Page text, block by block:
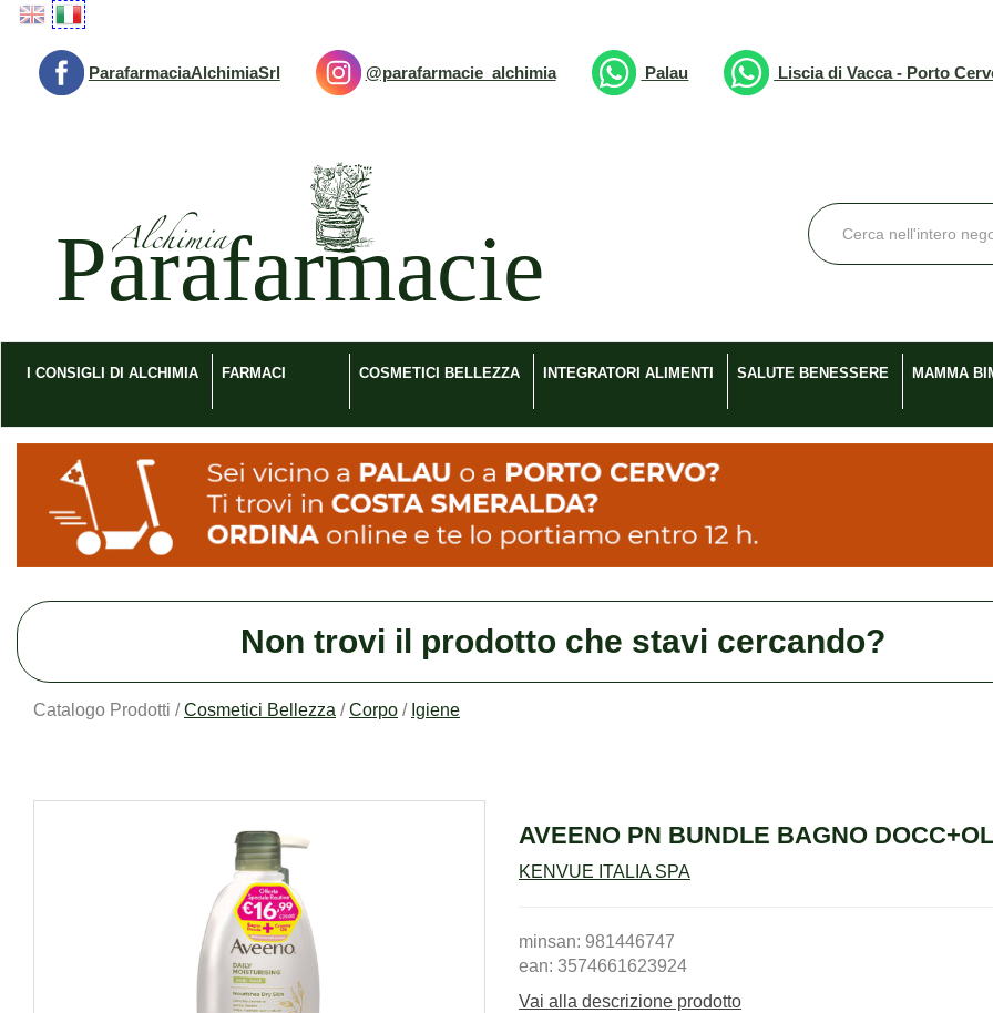
Passa
contenuto
principale
ParafarmaciaAlchimiaSrl @parafarmacie_alchimia Palau Liscia di Vacca - Porto
Cerca
Prodotto
I CONSIGLI DI ALCHIMIA FARMACI COSMETICI BELLEZZA INTEGRATORI ALIMENTI SALUTE BENESSERE MAMMA
Non trovi il prodotto che stavi cercando?
Catalogo Prodotti /Cosmetici Bellezza /Corpo / Igiene
AVEENO PN BUNDLE BAGNO DOCC+OL
KENVUE ITALIA SPA
minsan: 981446747
ean: 3574661623924
Vai alla descrizione prodotto